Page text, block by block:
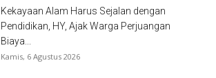
Kekayaan Alam Harus Sejalan dengan
Pendidikan, HY, Ajak Warga Perjuangan
Biaya...
Kamis, 6 Agustus 2026